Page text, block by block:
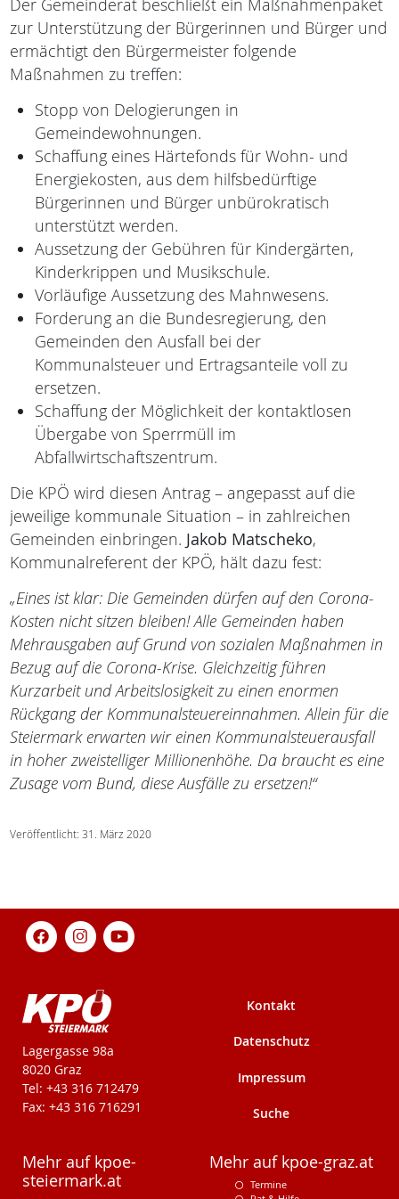
Der Gemeinderat beschließt ein Maßnahmenpaket
zur Unterstützung der Bürgerinnen und Bürger und
ermächtigt den Bürgermeister folgende
Maßnahmen zu treffen:
Stopp von Delogierungen in
Gemeindewohnungen.
Schaffung eines Härtefonds für Wohn- und
Energiekosten, aus dem hilfsbedürftige
Bürgerinnen und Bürger unbürokratisch
unterstützt werden.
Aussetzung der Gebühren für Kindergärten,
Kinderkrippen und Musikschule.
Vorläufige Aussetzung des Mahnwesens.
Forderung an die Bundesregierung, den
Gemeinden den Ausfall bei der
Kommunalsteuer und Ertragsanteile voll zu
ersetzen.
Schaffung der Möglichkeit der kontaktlosen
Übergabe von Sperrmüll im
Abfallwirtschaftszentrum.
Die KPÖ wird diesen Antrag – angepasst auf die
jeweilige kommunale Situation – in zahlreichen
Gemeinden einbringen. Jakob Matscheko,
Kommunalreferent der KPÖ, hält dazu fest:
„Eines ist klar: Die Gemeinden dürfen auf den Corona-
Kosten nicht sitzen bleiben! Alle Gemeinden haben
Mehrausgaben auf Grund von sozialen Maßnahmen in
Bezug auf die Corona-Krise. Gleichzeitig führen
Kurzarbeit und Arbeitslosigkeit zu einen enormen
Rückgang der Kommunalsteuereinnahmen. Allein für die
Steiermark erwarten wir einen Kommunalsteuerausfall
in hoher zweistelliger Millionenhöhe. Da braucht es eine
Zusage vom Bund, diese Ausfälle zu ersetzen!“
Veröffentlicht: 31. März 2020
KPÖ-Steiermark
Lagergasse 98a
8020 Graz
Tel: +43 316 712479
Fax: +43 316 716291
Kontakt
Datenschutz
Impressum
Suche
Mehr auf kpoe-
steiermark.at
Mehr auf kpoe-graz.at
Termine